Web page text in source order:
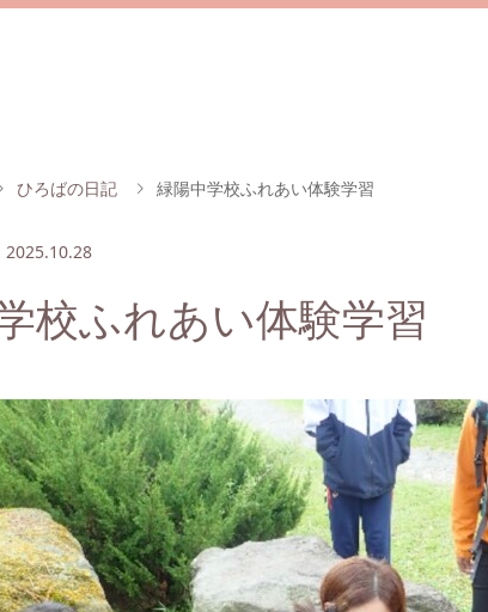
ひろばの日記 緑陽中学校ふれあい体験学習
2025.10.28
校ふれあい体験学習